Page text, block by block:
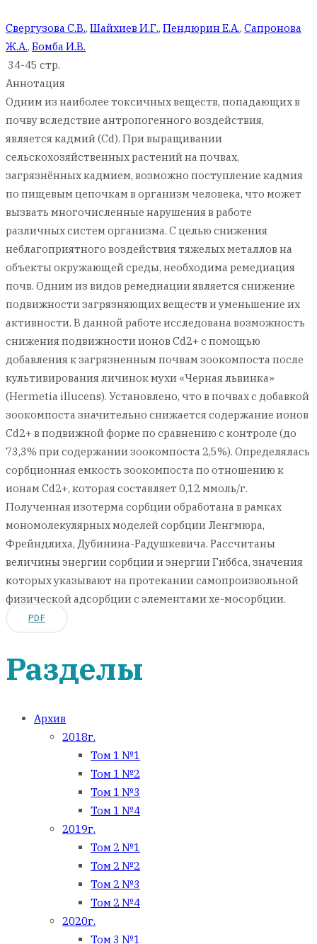
Свергузова С.В., Шайхиев И.Г., Пендюрин Е.А., Сапронова
Ж.А., Бомба И.В.
34-45 стр.
Аннотация
Одним из наиболее токсичных веществ, попадающих в
почву вследствие антропогенного воздействия,
является кадмий (Cd). При выращивании
сельскохозяйственных растений на почвах,
загрязнённых кадмием, возможно поступление кадмия
по пищевым цепочкам в организм человека, что может
вызвать многочисленные нарушения в работе
различных систем организма. С целью снижения
неблагоприятного воздействия тяжелых металлов на
объекты окружающей среды, необходима ремедиация
почв. Одним из видов ремедиации является снижение
подвижности загрязняющих веществ и уменьшение их
активности. В данной работе исследована возможность
снижения подвижности ионов Cd2+ с помощью
добавления к загрязненным почвам зоокомпоста после
культивирования личинок мухи «Черная львинка»
(Hermetia illucens). Установлено, что в почвах с добавкой
зоокомпоста значительно снижается содержание ионов
Cd2+ в подвижной форме по сравнению с контроле (до
73,3% при содержании зоокомпоста 2,5%). Определялась
сорбционная емкость зоокомпоста по отношению к
ионам Cd2+, которая составляет 0,12 ммоль/г.
Полученная изотерма сорбции обработана в рамках
мономолекулярных моделей сорбции Ленгмюра,
Фрейндлиха, Дубинина-Радушкевича. Рассчитаны
величины энергии сорбции и энергии Гиббса, значения
которых указывают на протекании самопроизвольной
физической адсорбции с элементами хе-мосорбции.
PDF
Разделы
Архив
2018г.
Том 1 №1
Том 1 №2
Том 1 №3
Том 1 №4
2019г.
Том 2 №1
Том 2 №2
Том 2 №3
Том 2 №4
2020г.
Том 3 №1